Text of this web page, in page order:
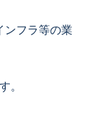
ンフラ等の業
。